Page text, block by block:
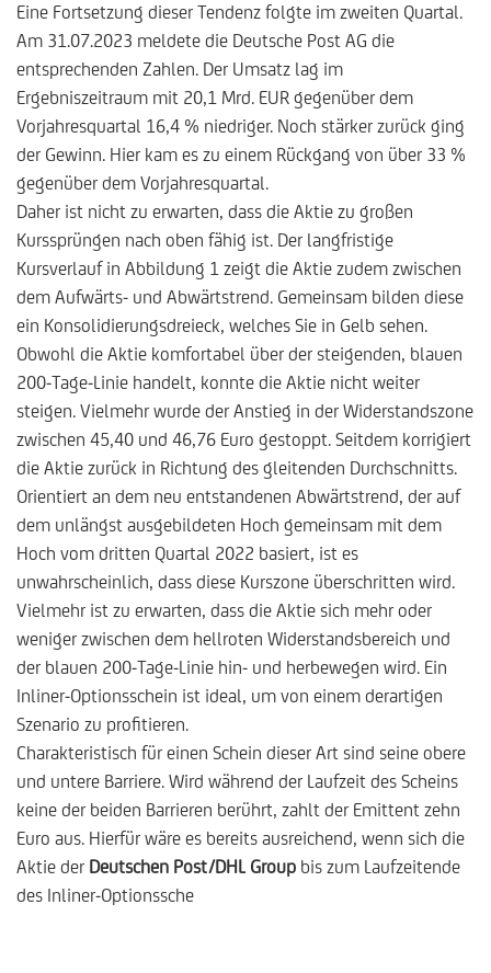
Eine Fortsetzung dieser Tendenz folgte im zweiten Quartal.
Am 31.07.2023 meldete die Deutsche Post AG die
entsprechenden Zahlen. Der Umsatz lag im
Ergebniszeitraum mit 20,1 Mrd. EUR gegenüber dem
Vorjahresquartal 16,4 % niedriger. Noch stärker zurück ging
der Gewinn. Hier kam es zu einem Rückgang von über 33 %
gegenüber dem Vorjahresquartal.
Daher ist nicht zu erwarten, dass die Aktie zu großen
Kurssprüngen nach oben fähig ist. Der langfristige
Kursverlauf in Abbildung 1 zeigt die Aktie zudem zwischen
dem Aufwärts- und Abwärtstrend. Gemeinsam bilden diese
ein Konsolidierungsdreieck, welches Sie in Gelb sehen.
Obwohl die Aktie komfortabel über der steigenden, blauen
200-Tage-Linie handelt, konnte die Aktie nicht weiter
steigen. Vielmehr wurde der Anstieg in der Widerstandszone
zwischen 45,40 und 46,76 Euro gestoppt. Seitdem korrigiert
die Aktie zurück in Richtung des gleitenden Durchschnitts.
Orientiert an dem neu entstandenen Abwärtstrend, der auf
dem unlängst ausgebildeten Hoch gemeinsam mit dem
Hoch vom dritten Quartal 2022 basiert, ist es
unwahrscheinlich, dass diese Kurszone überschritten wird.
Vielmehr ist zu erwarten, dass die Aktie sich mehr oder
weniger zwischen dem hellroten Widerstandsbereich und
der blauen 200-Tage-Linie hin- und herbewegen wird. Ein
Inliner-Optionsschein ist ideal, um von einem derartigen
Szenario zu profitieren.
Charakteristisch für einen Schein dieser Art sind seine obere
und untere Barriere. Wird während der Laufzeit des Scheins
keine der beiden Barrieren berührt, zahlt der Emittent zehn
Euro aus. Hierfür wäre es bereits ausreichend, wenn sich die
Aktie der Deutschen Post/DHL Group bis zum Laufzeitende
des Inliner-Optionssche